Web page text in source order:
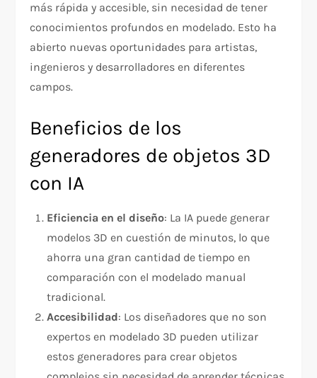
más rápida y accesible, sin necesidad de tener
conocimientos profundos en modelado. Esto ha
abierto nuevas oportunidades para artistas,
ingenieros y desarrolladores en diferentes
campos.
Beneficios de los
generadores de objetos 3D
con IA
Eficiencia en el diseño: La IA puede generar
modelos 3D en cuestión de minutos, lo que
ahorra una gran cantidad de tiempo en
comparación con el modelado manual
tradicional.
Accesibilidad: Los diseñadores que no son
expertos en modelado 3D pueden utilizar
estos generadores para crear objetos